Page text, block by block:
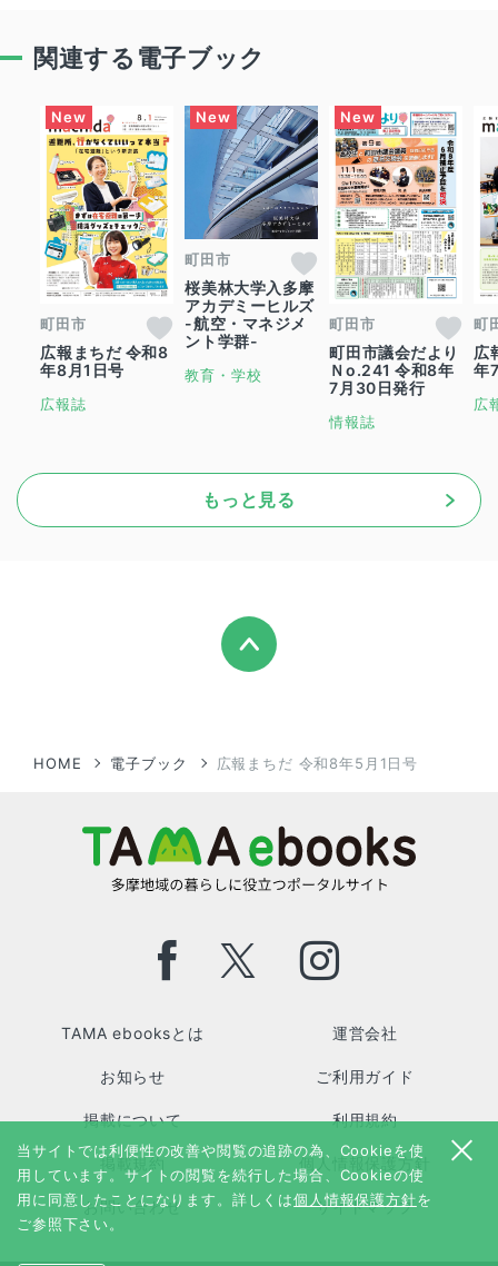
関連する電子ブック
町田市
広報まちだ 令和8
年8月1日号
広報誌
町田市
桜美林大学入多摩
アカデミーヒルズ
-航空・マネジメ
ント学群-
教育・学校
町田市
町田市議会だより
Ｎo.241 令和8年
7月30日発行
情報誌
町
広
年
広
もっと見る
HOME 電子ブック 広報まちだ 令和8年5月1日号
TAMA ebooksとは 運営会社
お知らせ ご利用ガイド
掲載について 利用規約
掲載規約 個人情報保護方針
お問い合わせ サイトマップ
当サイトでは利便性の改善や閲覧の追跡の為、Cookieを使
用しています。サイトの閲覧を続行した場合、Cookieの使
用に同意したことになります。詳しくは個人情報保護方針を
ご参照下さい。